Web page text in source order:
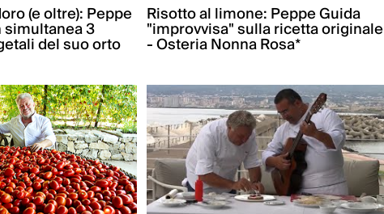
(e oltre): Peppe
3
del suo orto
Risotto al limone: Peppe Guida
"improvvisa" sulla ricetta originale
- Osteria Nonna Rosa*